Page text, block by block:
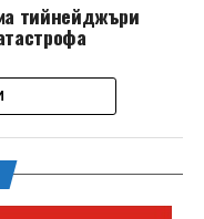
тийнейджъри